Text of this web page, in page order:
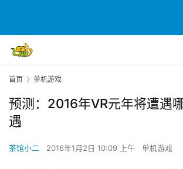
首页 单机游戏
预测：2016年VR元年将遭遇
遇
茶馆小二 2016年1月2日 10:09 上午 单机游戏